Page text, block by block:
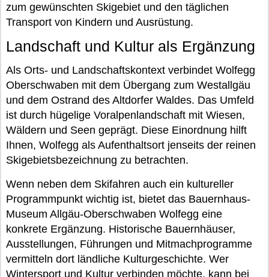
zum gewünschten Skigebiet und den täglichen
Transport von Kindern und Ausrüstung.
Landschaft und Kultur als Ergänzung
Als Orts- und Landschaftskontext verbindet Wolfegg
Oberschwaben mit dem Übergang zum Westallgäu
und dem Ostrand des Altdorfer Waldes. Das Umfeld
ist durch hügelige Voralpenlandschaft mit Wiesen,
Wäldern und Seen geprägt. Diese Einordnung hilft
Ihnen, Wolfegg als Aufenthaltsort jenseits der reinen
Skigebietsbezeichnung zu betrachten.
Wenn neben dem Skifahren auch ein kultureller
Programmpunkt wichtig ist, bietet das Bauernhaus-
Museum Allgäu-Oberschwaben Wolfegg eine
konkrete Ergänzung. Historische Bauernhäuser,
Ausstellungen, Führungen und Mitmachprogramme
vermitteln dort ländliche Kulturgeschichte. Wer
Wintersport und Kultur verbinden möchte, kann bei